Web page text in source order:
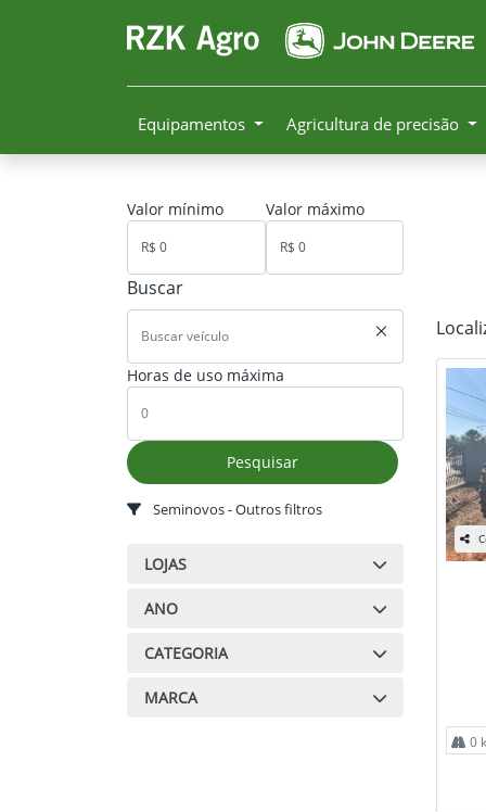
Equipamentos Agricultura de precisão
Valor mínimo Valor máximo
Buscar
Horas de uso máxima
Pesquisar
Seminovos - Outros filtros
LOJAS
ANO
CATEGORIA
MARCA
0